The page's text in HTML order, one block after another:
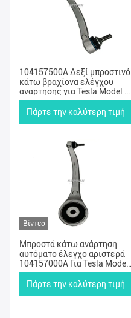
104157500A Δεξί μπροστινό
κάτω βραχίονα ελέγχου
ανάρτησης για Tesla Model S
Model X
Πάρτε την καλύτερη τιμή
Βίντεο
Μπροστά κάτω ανάρτηση
αυτόματο έλεγχο αριστερά
104157000A Για Tesla Model
S Tesla Model X
Πάρτε την καλύτερη τιμή